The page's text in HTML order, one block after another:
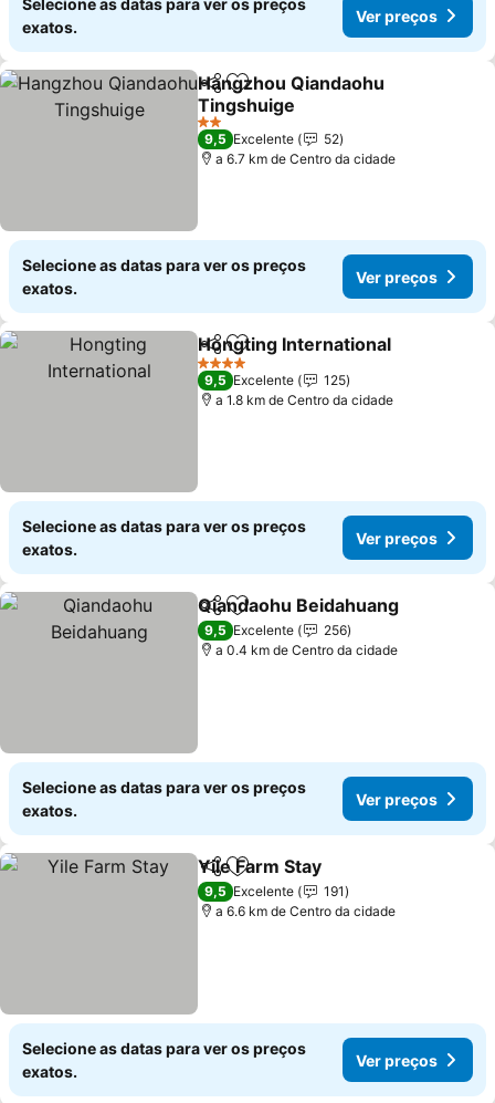
Selecione as datas para ver os preços
exatos.
Ver preços
PartilharAdicionar aos favoritos
Hangzhou Qiandaohu
Tingshuige
2 Estrelas
9,5 Excelente
52
a 6.7 km de Centro da cidade
Selecione as datas para ver os preços
exatos.
Ver preços
PartilharAdicionar aos favoritos
Hongting International
4 Estrelas
9,5 Excelente
125
a 1.8 km de Centro da cidade
Selecione as datas para ver os preços
exatos.
Ver preços
PartilharAdicionar aos favoritos
Qiandaohu Beidahuang
9,5 Excelente
256
a 0.4 km de Centro da cidade
Selecione as datas para ver os preços
exatos.
Ver preços
PartilharAdicionar aos favoritos
Yile Farm Stay
9,5 Excelente
191
a 6.6 km de Centro da cidade
Selecione as datas para ver os preços
exatos.
Ver preços